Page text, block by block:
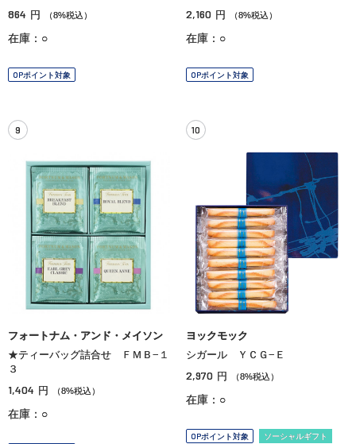
864 円 （8%税込）
在庫：○
OPポイント対象
2,160 円 （8%税込）
在庫：○
OPポイント対象
9
フォートナム・アンド・メイソン
★ティーバッグ詰合せ ＦＭＢ−１
３
1,404 円 （8%税込）
在庫：○
10
ヨックモック
シガール ＹＣＧ−Ｅ
2,970 円 （8%税込）
在庫：○
OPポイント対象 ソーシャルギフト